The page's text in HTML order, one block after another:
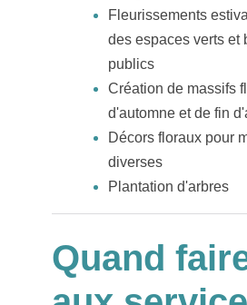
Fleurissements
des espaces verts et
publics
Création de massifs
d'automne et de fin
Décors floraux pour
diverses
Plantation d'arbres
Quand